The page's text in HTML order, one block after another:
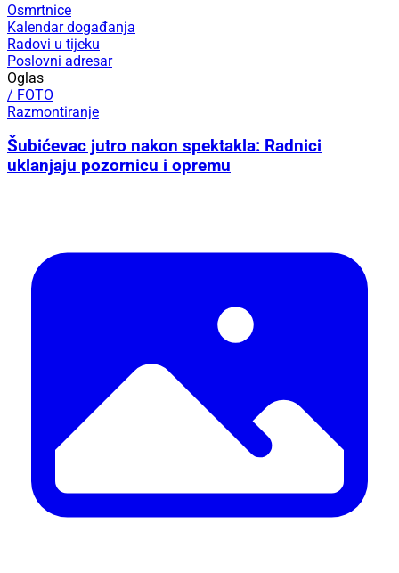
Osmrtnice
Kalendar događanja
Radovi u tijeku
Poslovni adresar
Oglas
/ FOTO
Razmontiranje
Šubićevac jutro nakon spektakla: Radnici
uklanjaju pozornicu i opremu